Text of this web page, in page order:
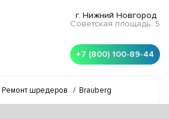
г. Нижний Новгород
Советская площадь, 5
+7 (800) 100-89-44
Ремонт шредеров / Brauberg